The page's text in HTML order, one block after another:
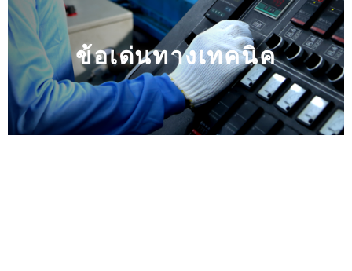
ข้อเด่นทางเทคนิค